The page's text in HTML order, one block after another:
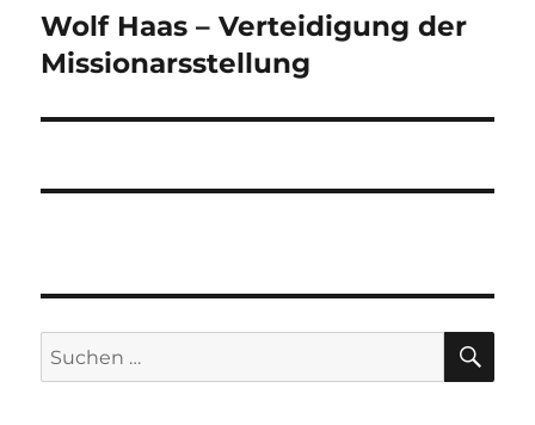
Nächster
Beitrag:
Wolf Haas – Verteidigung der
Missionarsstellung
Suchen
nach: